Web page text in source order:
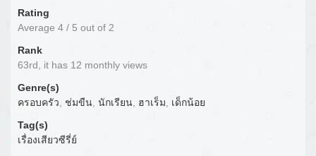
Rating
Average 4 / 5 out of 2
Rank
63rd, it has 12 monthly views
Genre(s)
ครอบครัว, ช่มขืน, นักเรียน, ฮาเร็ม, เด็กน้อย
Tag(s)
เรื่องเสียวซีรี่ย์